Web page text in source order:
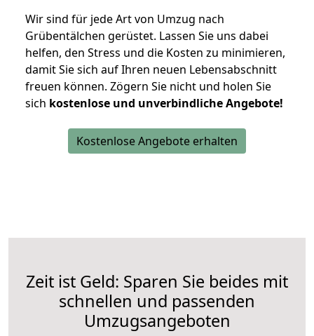
Wir sind für jede Art von Umzug nach
Grübentälchen gerüstet. Lassen Sie uns dabei
helfen, den Stress und die Kosten zu minimieren,
damit Sie sich auf Ihren neuen Lebensabschnitt
freuen können. Zögern Sie nicht und holen Sie
sich kostenlose und unverbindliche Angebote!
Kostenlose Angebote erhalten
Zeit ist Geld: Sparen Sie beides mit
schnellen und passenden
Umzugsangeboten